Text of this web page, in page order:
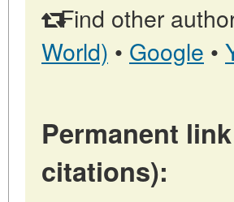
Find other
World) • Google •
Permanent
citations):